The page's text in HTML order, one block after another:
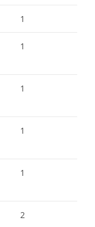
1
1
1
1
1
2